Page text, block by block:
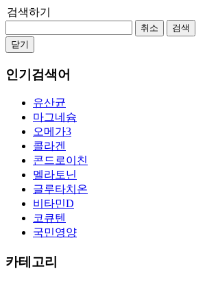
검색하기
취소
검색
닫기
인기검색어
유산균
마그네슘
오메가3
콜라겐
콘드로이친
멜라토닌
글루타치온
비타민D
코큐텐
국민영양
카테고리